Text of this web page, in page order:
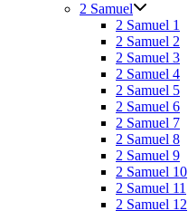
2 Samuel
2 Samuel 1
2 Samuel 2
2 Samuel 3
2 Samuel 4
2 Samuel 5
2 Samuel 6
2 Samuel 7
2 Samuel 8
2 Samuel 9
2 Samuel 10
2 Samuel 11
2 Samuel 12